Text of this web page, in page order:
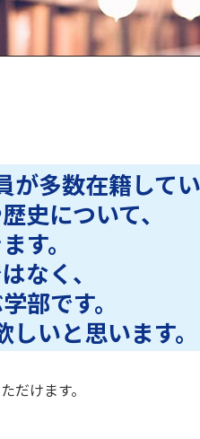
多数在籍してい
史について、
す。
なく、
部です。
いと思います。
だけます。